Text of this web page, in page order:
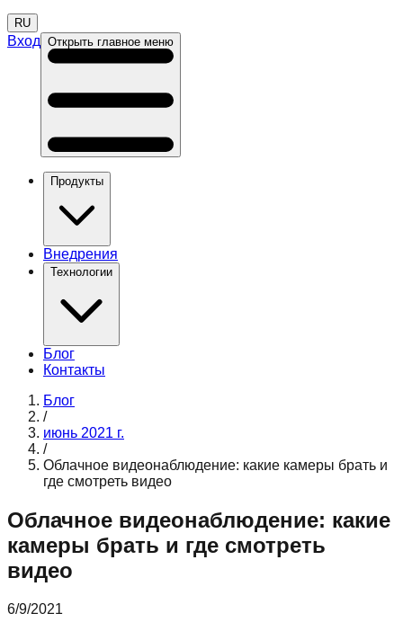
RU
Вход Открыть главное меню
Продукты
Внедрения
Технологии
Блог
Контакты
Блог
/
июнь 2021 г.
/
Облачное видеонаблюдение: какие камеры брать и
где смотреть видео
Облачное видеонаблюдение: какие
камеры брать и где смотреть
видео
6/9/2021